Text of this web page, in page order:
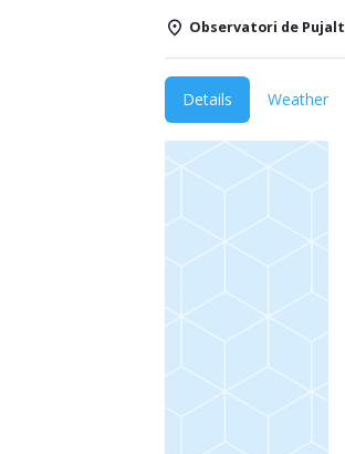
Observatori de Pujalt
Details Weather